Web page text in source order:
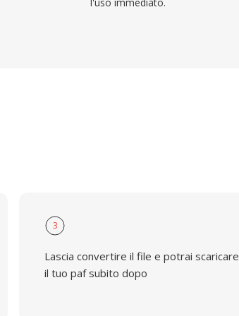
3
Lascia convertire il file e potrai scaricare
il tuo paf subito dopo